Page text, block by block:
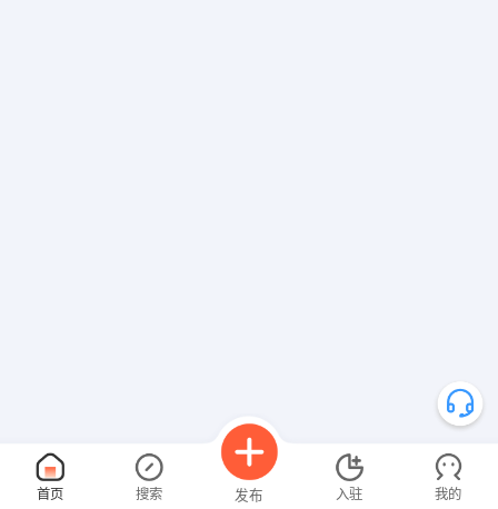
首页 搜索 发布 入驻 我的